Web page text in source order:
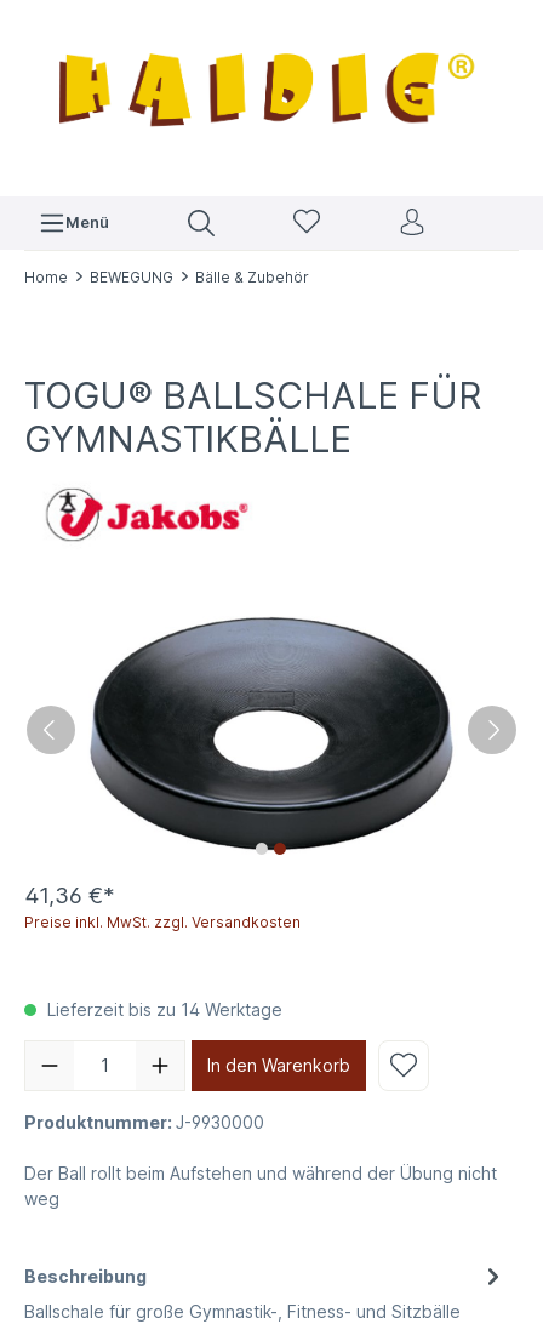
Menü
Home BEWEGUNG Bälle & Zubehör
TOGU® BALLSCHALE FÜR
GYMNASTIKBÄLLE
41,36 €*
Preise inkl. MwSt. zzgl. Versandkosten
Lieferzeit bis zu 14 Werktage
In den Warenkorb
Produktnummer: J-9930000
Der Ball rollt beim Aufstehen und während der Übung nicht
weg
Beschreibung
Ballschale für große Gymnastik-, Fitness- und Sitzbälle